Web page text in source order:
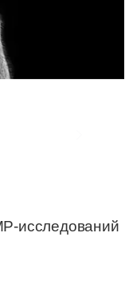
исследований